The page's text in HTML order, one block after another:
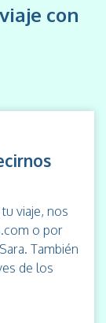
con
viaje, nos
o por
También
de los